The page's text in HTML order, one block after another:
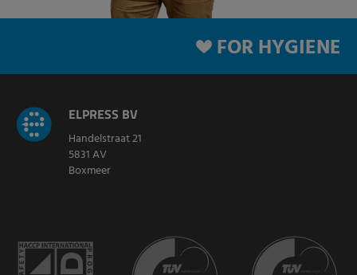
FOR HYGIENE
ELPRESS BV
Handelstraat 21
5831 AV
Boxmeer